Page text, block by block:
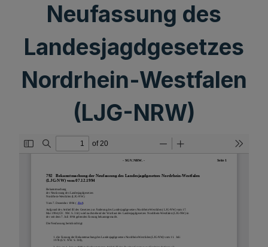
Neufassung des
Landesjagdgesetzes
Nordrhein-Westfalen
(LJG-NRW)